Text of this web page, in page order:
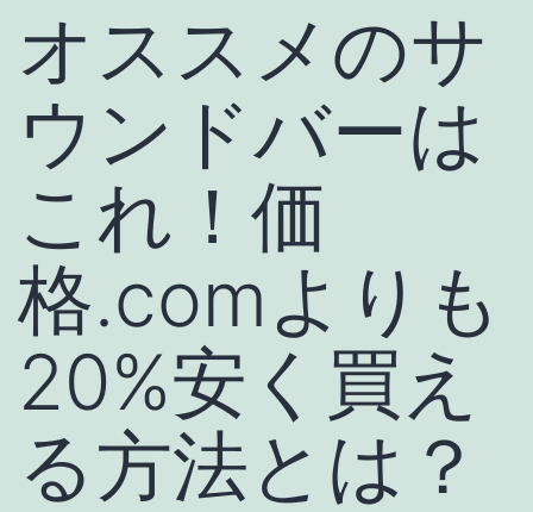
オススメのサ
ウンドバーは
これ！価
格.comよりも
20%安く買え
る方法とは？